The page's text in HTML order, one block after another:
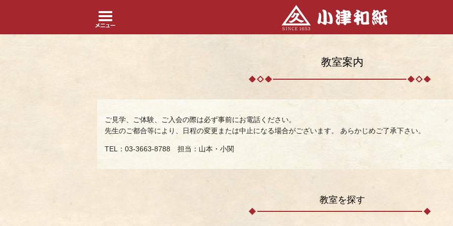
教室案内
ご見学、ご体験、ご入会の際は必ず事前にお電話ください。
先生のご都合等により、日程の変更または中止になる場合がございます。 あらかじめご了承下さい。
TEL：03-3663-8788 担当：山本・小関
教室を探す